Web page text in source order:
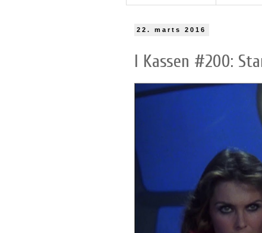
22. marts 2016
I Kassen #200: